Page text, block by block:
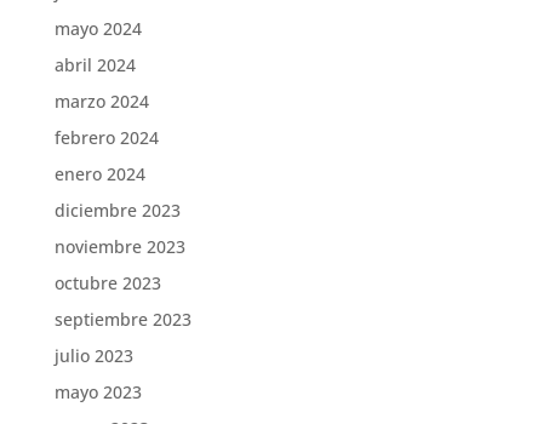
mayo 2024
abril 2024
marzo 2024
febrero 2024
enero 2024
diciembre 2023
noviembre 2023
octubre 2023
septiembre 2023
julio 2023
mayo 2023